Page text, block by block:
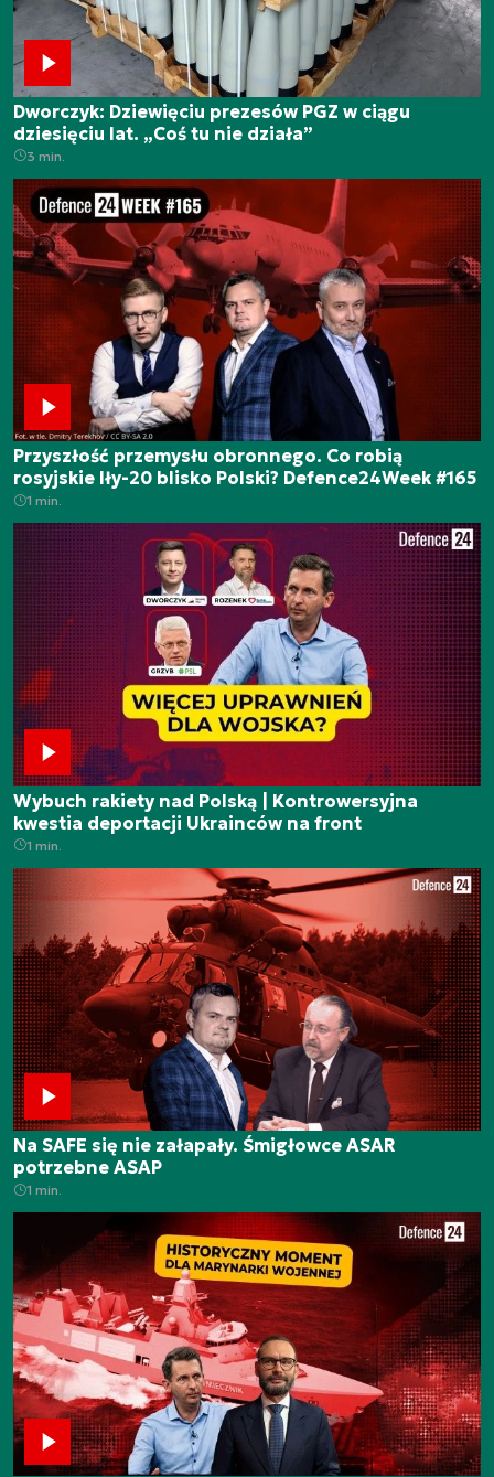
Dworczyk: Dziewięciu prezesów PGZ w ciągu
dziesięciu lat. „Coś tu nie działa”
3 min.
Przyszłość przemysłu obronnego. Co robią
rosyjskie Iły-20 blisko Polski? Defence24Week #165
1 min.
Wybuch rakiety nad Polską | Kontrowersyjna
kwestia deportacji Ukrainców na front
1 min.
Na SAFE się nie załapały. Śmigłowce ASAR
potrzebne ASAP
1 min.